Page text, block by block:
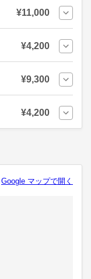
¥11,000
¥4,200
¥9,300
¥4,200
Google マップで開く